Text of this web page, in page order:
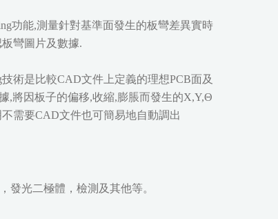
功能,測量針對基準面發生的板彎差異實時
彎圖片及數據.
技術是比較CAD文件上定義的理想PCB面及
,將因板子的偏移,收縮,膨脹而發生的X,Y,Θ
需要CAD文件也可簡易地自動調出
發光二極體，檢測及其他等。